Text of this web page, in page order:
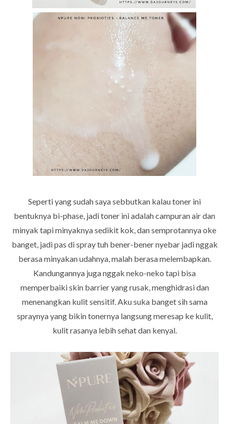
Seperti yang sudah saya sebbutkan kalau toner ini
bentuknya bi-phase, jadi toner ini adalah campuran air dan
minyak tapi minyaknya sedikit kok, dan semprotannya oke
banget, jadi pas di spray tuh bener-bener nyebar jadi nggak
berasa minyakan udahnya, malah berasa melembapkan.
Kandungannya juga nggak neko-neko tapi bisa
memperbaiki skin barrier yang rusak, menghidrasi dan
menenangkan kulit sensitif. Aku suka banget sih sama
spraynya yang bikin tonernya langsung meresap ke kulit,
kulit rasanya lebih sehat dan kenyal.